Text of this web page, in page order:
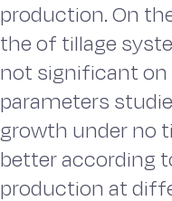
production. On
the of tillage
not significant
parameters
growth under no
better according
production at